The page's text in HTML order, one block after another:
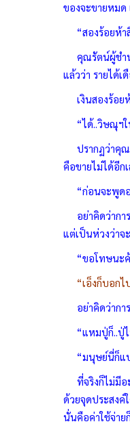
ของจะขายหมด
“สองร้อยห้า
คุณรัตน์ผู้ชำน
แล้วว่า รายได้
เงินสองร้อย
“ได้..วิษณุฯใ
ปรากฏว่าคุณรั
คือขายไม่ได้อี
“ก่อนจะพูดอ
อย่าคิดว่าการ
แต่เป็นห่วงว่า
“ขอโทษนะค้า
“เอ็งก็บอก
อย่าคิดว่าการ
“แหมปู่ก็..ปู่ไ
“มนุษย์นี่ก็แป
ที่จริงก็ไม่มีอะ
ด้วยจุดประสงค์
นั่นคือค่าใช้จ่าย